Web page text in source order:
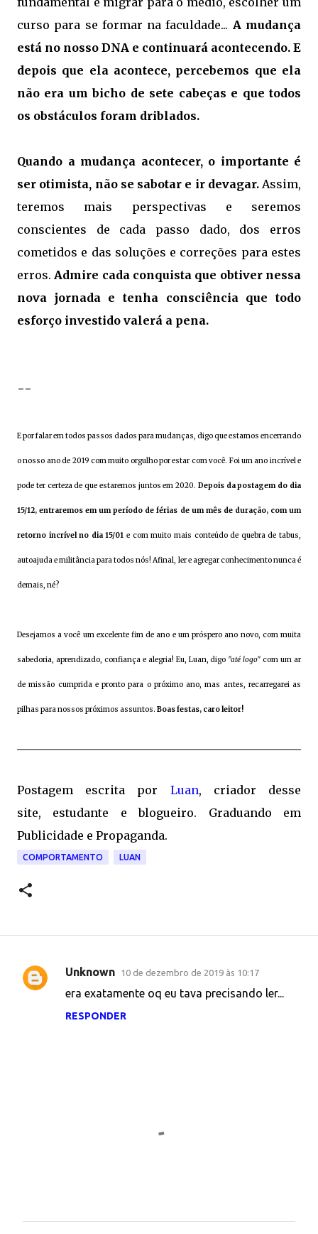
curso para se formar na faculdade... A mudança
está no nosso DNA e continuará acontecendo. E
depois que ela acontece, percebemos que ela
não era um bicho de sete cabeças e que todos
os obstáculos foram driblados.
Quando a mudança acontecer, o importante é
ser otimista, não se sabotar e ir devagar.Assim,
teremos mais perspectivas e seremos
conscientes de cada passo dado, dos erros
cometidos e das soluções e correções para estes
erros.Admire cada conquista que obtiver nessa
nova jornada e tenha consciência que todo
esforço investido valerá a pena.
--
E por falar em todos passos dados para mudanças, digo que estamos encerrando
o nosso ano de 2019 com muito orgulho por estar com você. Foi um ano incrível e
pode ter certeza de que estaremos juntos em 2020. Depois da postagem do dia
15/12, entraremos em um período de férias de um mês de duração, com um
retorno incrível no dia 15/01 e com muito mais conteúdo de quebra de tabus,
autoajuda e militância para todos nós! Afinal, ler e agregar conhecimento nunca é
demais, né?
Desejamos a você um excelente fim de ano e um próspero ano novo, com muita
sabedoria, aprendizado, confiança e alegria! Eu, Luan, digo "até logo" com um ar
de missão cumprida e pronto para o próximo ano, mas antes, recarregarei as
pilhas para nossos próximos assuntos. Boas festas, caro leitor!
Postagem escrita por Luan, criador desse
site, estudante e blogueiro. Graduando em
Publicidade e Propaganda.
COMPORTAMENTO LUAN
C
Unknown 10 de dezembro de 2019 às 10:17
era exatamente oq eu tava precisando ler...
RESPONDER